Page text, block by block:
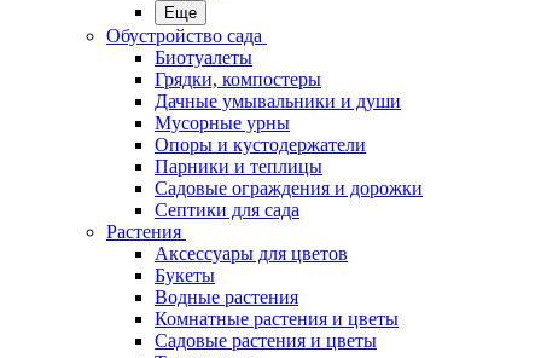
Еще
Обустройство сада
Биотуалеты
Грядки, компостеры
Дачные умывальники и души
Мусорные урны
Опоры и кустодержатели
Парники и теплицы
Садовые ограждения и дорожки
Септики для сада
Растения
Аксессуары для цветов
Букеты
Водные растения
Комнатные растения и цветы
Садовые растения и цветы